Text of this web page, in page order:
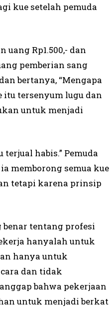
kue setelah pemuda
Rp1.500,- dan
pemberian sang
bertanya, “Mengapa
itu tersenyum lugu dan
untuk menjadi
habis.” Pemuda
memborong semua kue
tetapi karena prinsip
tentang profesi
hanyalah untuk
hanya untuk
dan tidak
bahwa pekerjaan
untuk menjadi berkat